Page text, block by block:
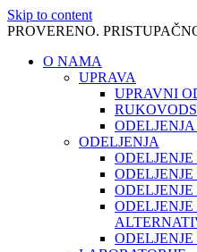
Skip to content
PROVERENO.
O NAMA
UPRAVA
UPRAVNI
ODELJENJA